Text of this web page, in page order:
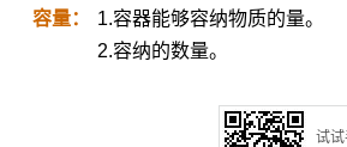
容量：
1.容器能够容纳物质的量。
2.容纳的数量。
试试